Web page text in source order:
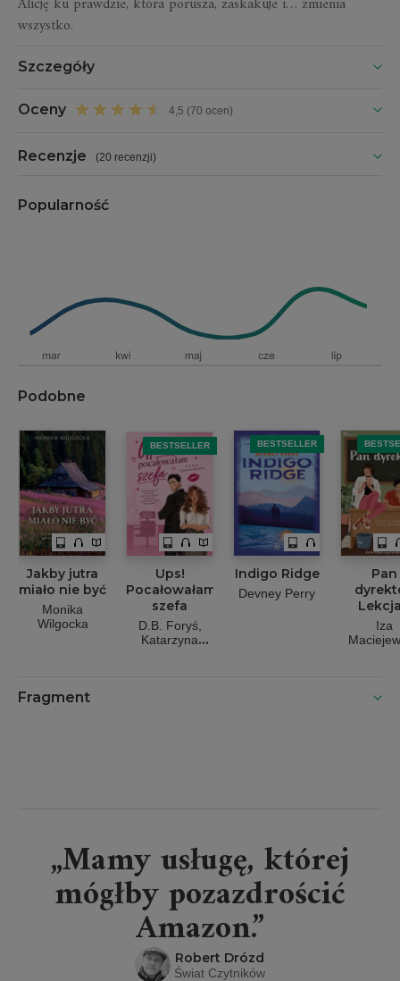
wszystko.
Szczegóły
Oceny 4,5 (70 ocen)
Recenzje (20 recenzji)
Popularność
Podobne
Jakby jutra
miało nie być
Monika
Wilgocka
BESTSELLER
Ups!
Pocałowałam
szefa
D.B. Foryś
Katarzyna
BESTSELLER
Indigo Ridge
Devney Perry
Pan
Iza
Fragment
„Mamy usługę, której
mógłby pozazdrościć
Amazon.”
Robert Drózd
Świat Czytników